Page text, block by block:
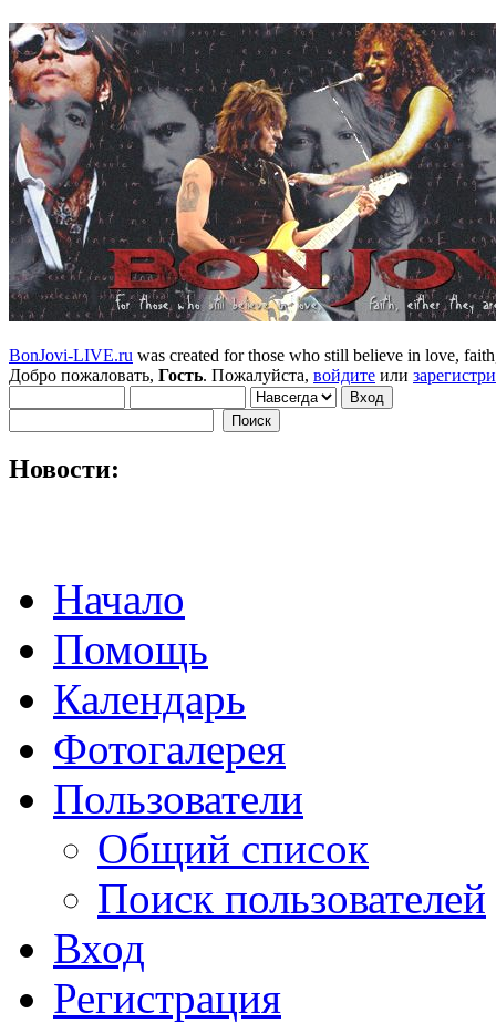
BonJovi-LIVE.ru was created for those who still believe in love,
Добро пожаловать, Гость. Пожалуйста, войдите или
Новости:
Начало
Помощь
Календарь
Фотогалерея
Пользователи
Общий список
Поиск пользователей
Вход
Регистрация